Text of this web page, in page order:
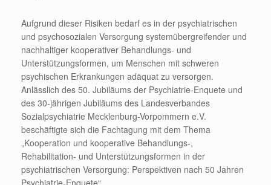
Aufgrund dieser Risiken bedarf es in der psychiatrischen
und psychosozialen Versorgung systemübergreifender und
nachhaltiger kooperativer Behandlungs- und
Unterstützungsformen, um Menschen mit schweren
psychischen Erkrankungen adäquat zu versorgen.
Anlässlich des 50. Jubiläums der Psychiatrie-Enquete und
des 30-jährigen Jubiläums des Landesverbandes
Sozialpsychiatrie Mecklenburg-Vorpommern e.V.
beschäftigte sich die Fachtagung mit dem Thema
„Kooperation und kooperative Behandlungs-,
Rehabilitation- und Unterstützungsformen in der
psychiatrischen Versorgung: Perspektiven nach 50 Jahren